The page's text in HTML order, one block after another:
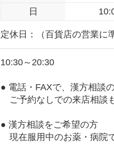
日
定休日：（百貨店の営業に
10:30～20:30
● 電話・FAXで、漢方相談
ご予約なしでの来店相談
● 漢方相談をご希望の方
現在服用中のお薬・病院